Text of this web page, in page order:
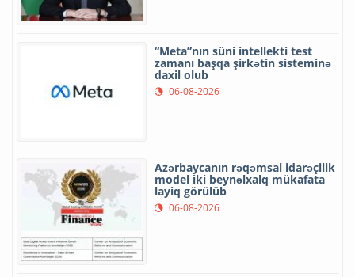
“Meta”nın süni intellekti test
zamanı başqa şirkətin sisteminə
daxil olub
06-08-2026
Azərbaycanın rəqəmsal idarəçilik
model iki beynəlxalq mükafata
layiq görülüb
06-08-2026